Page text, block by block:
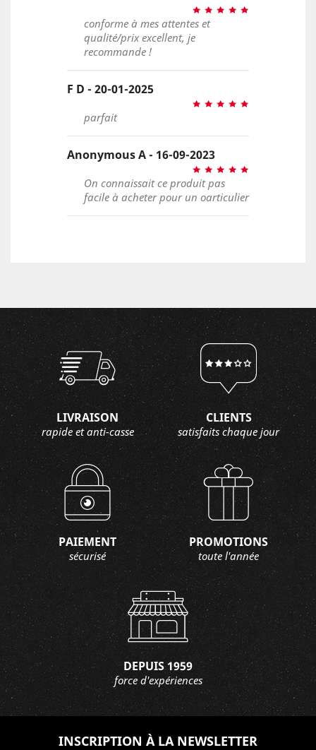
conforme à mes attentes et
qualité/prix excellent, je
recommande !
F D - 20-01-2025
parfait
Anonymous A - 16-09-2023
On connaissait ce produit pas
facile à acheter pour un oarticulier
LIVRAISON
rapide et anti-casse
CLIENTS
satisfaits chaque jour
PAIEMENT
sécurisé
PROMOTIONS
toute l'année
DEPUIS 1959
force d'expériences
INSCRIPTION À LA NEWSLETTER